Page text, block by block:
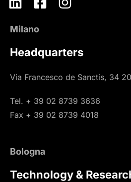
Milano
Headquarters
Via Francesco de Sanctis, 34
Tel. + 39 02 8739 3636
Fax + 39 02 8739 4018
Bologna
Technology &